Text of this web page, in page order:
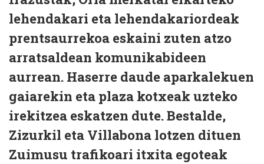
lehendakari eta lehendakariordeak
prentsaurrekoa eskaini zuten atzo
arratsaldean komunikabideen
aurrean. Haserre daude aparkalekuen
gaiarekin eta plaza kotxeak uzteko
irekitzea eskatzen dute. Bestalde,
Zizurkil eta Villabona lotzen dituen
Zuimusu trafikoari itxita egoteak